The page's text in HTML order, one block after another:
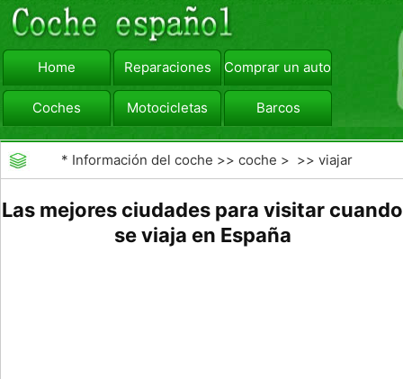
Home Reparaciones Comprar un automóvil
Coches Motocicletas Barcos
viajar Camiones
* Información del coche >>coche > >>viajar
Las mejores ciudades para visitar cuando
se viaja en España